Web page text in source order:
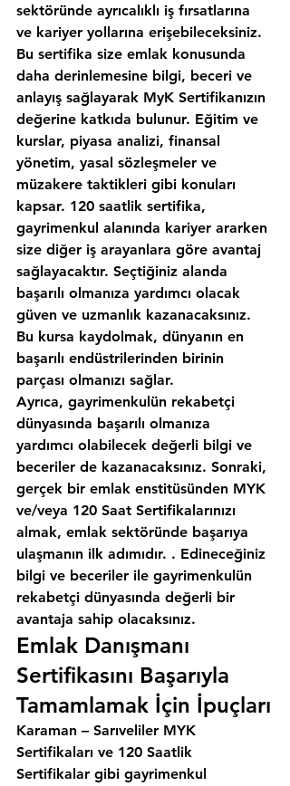
sektöründe ayrıcalıklı iş fırsatlarına
ve kariyer yollarına erişebileceksiniz.
Bu sertifika size emlak konusunda
daha derinlemesine bilgi, beceri ve
anlayış sağlayarak MyK Sertifikanızın
değerine katkıda bulunur. Eğitim ve
kurslar, piyasa analizi, finansal
yönetim, yasal sözleşmeler ve
müzakere taktikleri gibi konuları
kapsar. 120 saatlik sertifika,
gayrimenkul alanında kariyer ararken
size diğer iş arayanlara göre avantaj
sağlayacaktır. Seçtiğiniz alanda
başarılı olmanıza yardımcı olacak
güven ve uzmanlık kazanacaksınız.
Bu kursa kaydolmak, dünyanın en
başarılı endüstrilerinden birinin
parçası olmanızı sağlar.
Ayrıca, gayrimenkulün rekabetçi
dünyasında başarılı olmanıza
yardımcı olabilecek değerli bilgi ve
beceriler de kazanacaksınız. Sonraki,
gerçek bir emlak enstitüsünden MYK
ve/veya 120 Saat Sertifikalarınızı
almak, emlak sektöründe başarıya
ulaşmanın ilk adımıdır. . Edineceğiniz
bilgi ve beceriler ile gayrimenkulün
rekabetçi dünyasında değerli bir
avantaja sahip olacaksınız.
Emlak Danışmanı
Sertifikasını Başarıyla
Tamamlamak İçin İpuçları
Karaman – Sarıveliler MYK
Sertifikaları ve 120 Saatlik
Sertifikalar gibi gayrimenkul